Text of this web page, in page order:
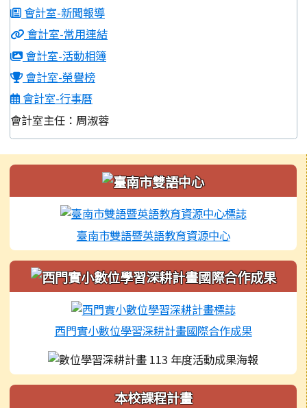
會計室-新聞報導
會計室-常用連結
會計室-活動相簿
會計室-榮譽榜
會計室-行事曆
會計室主任：周淑蓉
左邊區域內容
臺南市雙語暨英語教育資源中心
西門實小數位學習深耕計畫國際合作成果
本校課程計畫